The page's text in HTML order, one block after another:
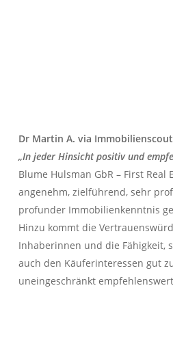
Dr Martin A. via
„In jeder Hinsicht positiv und
Blume Hulsman GbR – First Real
angenehm, zielführend, sehr
profunder Immobilienkenntnis
Hinzu kommt die
Inhaberinnen und die Fähigkeit,
auch den Käuferinteressen gut
uneingeschränkt